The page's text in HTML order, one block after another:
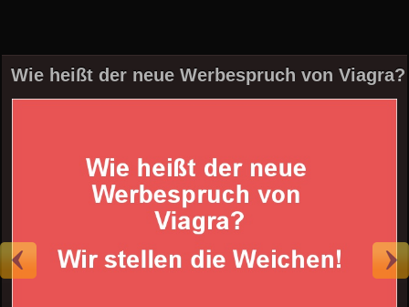
Wie heißt der neue Werbespruch von Viagra?